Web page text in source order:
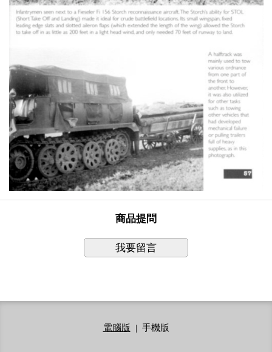
商品提問
我要留言
電腦版 | 手機版